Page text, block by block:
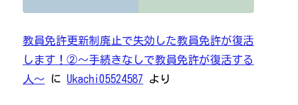
教員免許更新制廃止で失効した教員免許が復活
します！②～手続きなしで教員免許が復活する
人～ に Ukachi05524587 より